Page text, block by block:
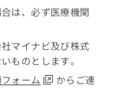
は、必ず医療機関
マイナビ及び株式
ものとします。
ォーム
からご連